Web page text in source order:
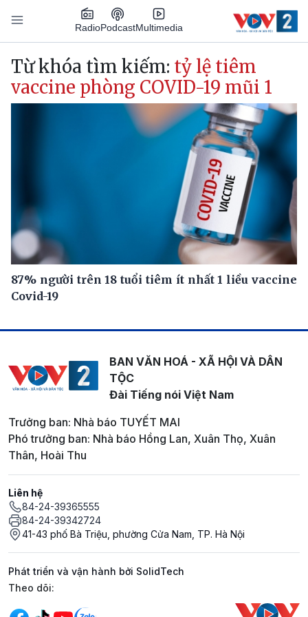
Nhảy đến nội dung
RadioPodcastMultimedia
Main navigation
Từ khóa tìm kiếm: tỷ lệ tiêm
vaccine phòng COVID-19 mũi 1
87% người trên 18 tuổi tiêm ít nhất 1 liều vaccine
Covid-19
BAN VĂN HOÁ - XÃ HỘI VÀ DÂN
TỘC
Đài Tiếng nói Việt Nam
Trưởng ban: Nhà báo TUYẾT MAI
Phó trưởng ban: Nhà báo Hồng Lan, Xuân Thọ, Xuân
Thân, Hoài Thu
Liên hệ
84-24-39365555
84-24-39342724
41-43 phố Bà Triệu, phường Cửa Nam, TP. Hà Nội
Phát triển và vận hành bởi SolidTech
Mạng xã hội
Theo dõi: